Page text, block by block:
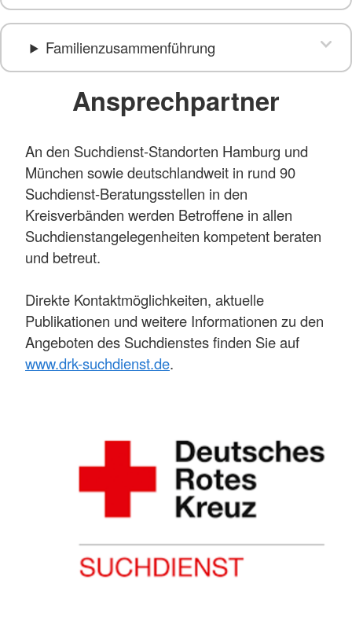
Familienzusammenführung
Ansprechpartner
An den Suchdienst-Standorten Hamburg und
München sowie deutschlandweit in rund 90
Suchdienst-Beratungsstellen in den
Kreisverbänden werden Betroffene in allen
Suchdienstangelegenheiten kompetent beraten
und betreut.
Direkte Kontaktmöglichkeiten, aktuelle
Publikationen und weitere Informationen zu den
Angeboten des Suchdienstes finden Sie auf
www.drk-suchdienst.de.